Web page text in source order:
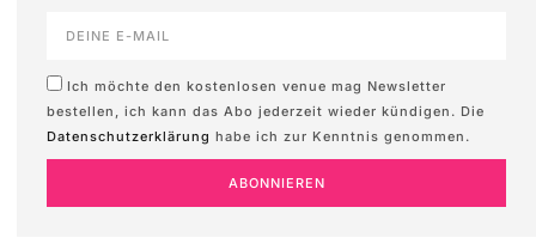
Ich möchte den kostenlosen venue mag Newsletter
bestellen, ich kann das Abo jederzeit wieder kündigen. Die
Datenschutzerklärung habe ich zur Kenntnis genommen.
ABONNIEREN